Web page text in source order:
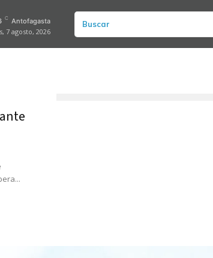
C Antofagasta
7 agosto, 2026
Buscar